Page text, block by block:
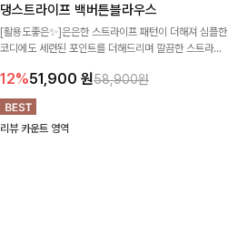
댕스트라이프 백버튼블라우스
[활용도좋은✨]은은한 스트라이프 패턴이 더해져 심플한
코디에도 세련된 포인트를 더해드리며 깔끔한 스트라이
12%51,900 원58,900원
리뷰 카운트 영역